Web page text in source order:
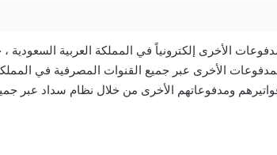
الأخرى إلكترونياً في المملكة العربية السعودية
الأخرى عبر جميع القنوات المصرفية في
ومدفوعاتهم الأخرى من خلال نظام سداد عبر